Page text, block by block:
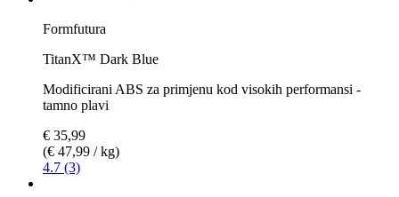
Formfutura
TitanX™ Dark Blue
Modificirani ABS za primjenu kod visokih performansi -
tamno plavi
€ 35,99
(€ 47,99 / kg)
4.7 (3)